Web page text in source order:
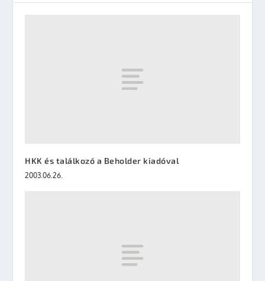
HKK és találkozó a Beholder kiadóval
2003.06.26.